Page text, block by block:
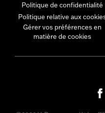
Politique de confidentialité
Politique relative aux
Gérer vos préférences en
matière de cookies